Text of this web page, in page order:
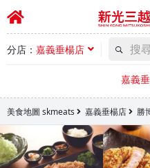
分店： 嘉義垂楊店
嘉義
美食地圖 skmeats 嘉義垂楊店 勝